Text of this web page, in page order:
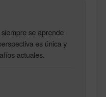
se aprende
es única y
actuales.